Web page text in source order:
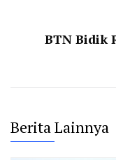
BTN Bidik
Berita Lainnya